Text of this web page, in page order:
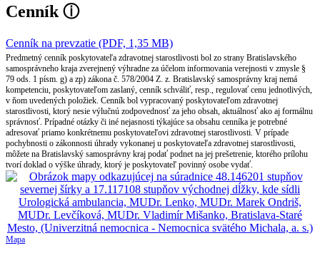
Cenník ⓘ
Cenník na prevzatie (PDF, 1,35 MB)
Predmetný cenník poskytovateľa zdravotnej starostlivosti bol zo strany Bratislavského
samosprávneho kraja zverejnený výhradne za účelom informovania verejnosti v zmysle §
79 ods. 1 písm. g) a zp) zákona č. 578/2004 Z. z. Bratislavský samosprávny kraj nemá
kompetenciu, poskytovateľom zaslaný, cenník schváliť, resp., regulovať cenu jednotlivých,
v ňom uvedených položiek. Cenník bol vypracovaný poskytovateľom zdravotnej
starostlivosti, ktorý nesie výlučnú zodpovednosť za jeho obsah, aktuálnosť ako aj formálnu
správnosť. Prípadné otázky či iné nejasnosti týkajúce sa obsahu cenníka je potrebné
adresovať priamo konkrétnemu poskytovateľovi zdravotnej starostlivosti. V prípade
pochybnosti o zákonnosti úhrady vykonanej u poskytovateľa zdravotnej starostlivosti,
môžete na Bratislavský samosprávny kraj podať podnet na jej prešetrenie, ktorého prílohu
tvorí doklad o výške úhrady, ktorý je poskytovateľ povinný osobe vydať.
Mapa